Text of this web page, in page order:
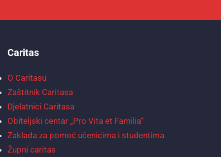
Caritas
O Caritasu
Zaštitnik Caritasa
Djelatnici Caritasa
Obiteljski centar „Pro Vita et Familia“
Zaklada za pomoć učenicima i studentima
Župni caritas